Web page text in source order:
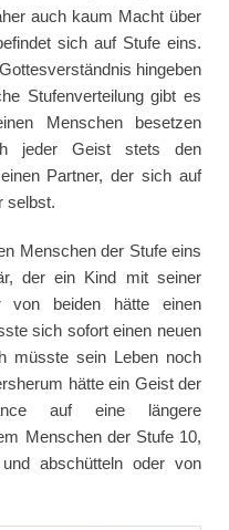
auch kaum Macht über
sich auf Stufe eins.
hingeben
Stufenverteilung gibt es
Menschen besetzen
jeder Geist stets den
Partner, der sich auf
selbst.
Menschen der Stufe eins
der ein Kind mit seiner
von beiden hätte einen
sich sofort einen neuen
müsste sein Leben noch
hätte ein Geist der
auf eine längere
Menschen der Stufe 10,
abschütteln oder von